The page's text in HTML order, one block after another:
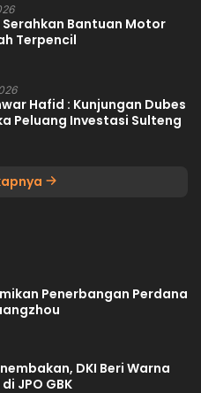
Serahkan Bantuan Motor
Terpencil
Hafid : Kunjungan Dubes
Peluang Investasi Sulteng
Penerbangan Perdana
DKI Beri Warna
JPO GBK